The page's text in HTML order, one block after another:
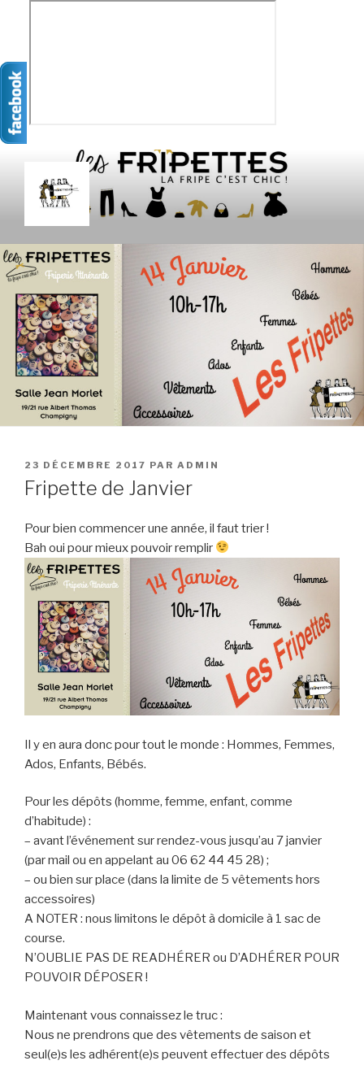
contenu
LES FRIPETTES
PUBLIÉ
LE
23 DÉCEMBRE 2017 PAR ADMIN
Fripette de Janvier
Pour bien commencer une année, il faut trier !
Bah oui pour mieux pouvoir remplir
Il y en aura donc pour tout le monde : Hommes, Femmes,
Ados, Enfants, Bébés.
Pour les dépôts (homme, femme, enfant, comme
d’habitude) :
– avant l’événement sur rendez-vous jusqu’au 7 janvier
(par mail ou en appelant au 06 62 44 45 28) ;
– ou bien sur place (dans la limite de 5 vêtements hors
accessoires)
A NOTER : nous limitons le dépôt à domicile à 1 sac de
course.
N’OUBLIE PAS DE READHÉRER ou D’ADHÉRER POUR
POUVOIR DÉPOSER !
Maintenant vous connaissez le truc :
Nous ne prendrons que des vêtements de saison et
seul(e)s les adhérent(e)s peuvent effectuer des dépôts